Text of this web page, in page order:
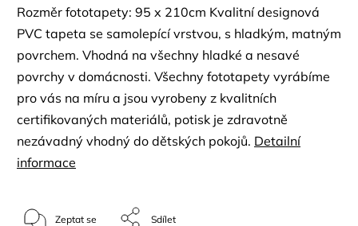
Rozměr fototapety: 95 x 210cm Kvalitní designová
PVC tapeta se samolepící vrstvou, s hladkým, matným
povrchem. Vhodná na všechny hladké a nesavé
povrchy v domácnosti. Všechny fototapety vyrábíme
pro vás na míru a jsou vyrobeny z kvalitních
certifikovaných materiálů, potisk je zdravotně
nezávadný vhodný do dětských pokojů. Detailní
informace
Zeptat se Sdílet